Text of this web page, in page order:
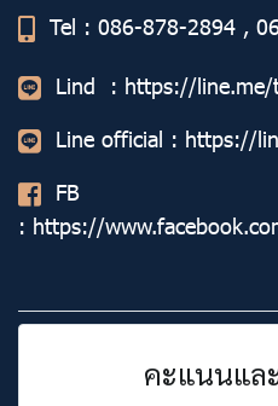
Tel : 086-878-2894 ,
Lind : https://line.me/
Line official : https://
FB
: https://
คะแนนแล